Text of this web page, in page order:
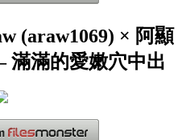
(araw1069) × 阿顯
滿滿的愛嫩穴中出